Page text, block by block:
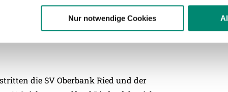
Nur notwendige Cookies
Mannschaften trennten sich mit
die SV Oberbank Ried und der